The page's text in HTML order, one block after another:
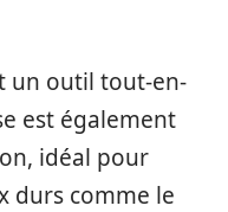
un outil tout-en-
est également
idéal pour
durs comme le